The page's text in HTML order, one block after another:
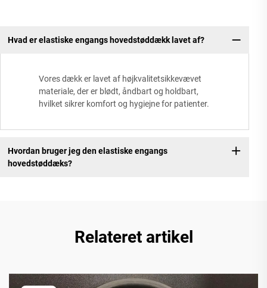
Hvad er elastiske engangs hovedstøddækk lavet af?
Vores dækk er lavet af højkvalitetsikkevævet
materiale, der er blødt, åndbart og holdbart,
hvilket sikrer komfort og hygiejne for patienter.
Hvordan bruger jeg den elastiske engangs
hovedstøddæks?
Relateret artikel